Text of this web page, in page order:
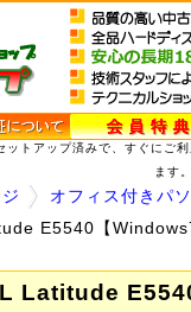
トアップ済みで、すぐにご
ます
オフィス付きパ
E5540【
Latitude